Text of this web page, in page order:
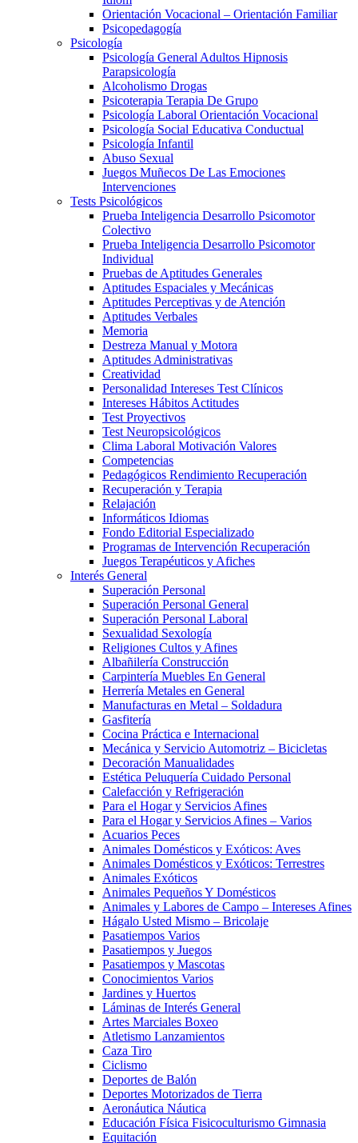
Orientación Vocacional – Orientación Familiar
Psicopedagogía
Psicología
Psicología General Adultos Hipnosis
Parapsicología
Alcoholismo Drogas
Psicoterapia Terapia De Grupo
Psicología Laboral Orientación Vocacional
Psicología Social Educativa Conductual
Psicología Infantil
Abuso Sexual
Juegos Muñecos De Las Emociones
Intervenciones
Tests Psicológicos
Prueba Inteligencia Desarrollo Psicomotor
Colectivo
Prueba Inteligencia Desarrollo Psicomotor
Individual
Pruebas de Aptitudes Generales
Aptitudes Espaciales y Mecánicas
Aptitudes Perceptivas y de Atención
Aptitudes Verbales
Memoria
Destreza Manual y Motora
Aptitudes Administrativas
Creatividad
Personalidad Intereses Test Clínicos
Intereses Hábitos Actitudes
Test Proyectivos
Test Neuropsicológicos
Clima Laboral Motivación Valores
Competencias
Pedagógicos Rendimiento Recuperación
Recuperación y Terapia
Relajación
Informáticos Idiomas
Fondo Editorial Especializado
Programas de Intervención Recuperación
Juegos Terapéuticos y Afiches
Interés General
Superación Personal
Superación Personal General
Superación Personal Laboral
Sexualidad Sexología
Religiones Cultos y Afines
Albañilería Construcción
Carpintería Muebles En General
Herrería Metales en General
Manufacturas en Metal – Soldadura
Gasfitería
Cocina Práctica e Internacional
Mecánica y Servicio Automotriz – Bicicletas
Decoración Manualidades
Estética Peluquería Cuidado Personal
Calefacción y Refrigeración
Para el Hogar y Servicios Afines
Para el Hogar y Servicios Afines – Varios
Acuarios Peces
Animales Domésticos y Exóticos: Aves
Animales Domésticos y Exóticos: Terrestres
Animales Exóticos
Animales Pequeños Y Domésticos
Animales y Labores de Campo – Intereses Afines
Hágalo Usted Mismo – Bricolaje
Pasatiempos Varios
Pasatiempos y Juegos
Pasatiempos y Mascotas
Conocimientos Varios
Jardines y Huertos
Láminas de Interés General
Artes Marciales Boxeo
Atletismo Lanzamientos
Caza Tiro
Ciclismo
Deportes de Balón
Deportes Motorizados de Tierra
Aeronáutica Náutica
Educación Física Fisicoculturismo Gimnasia
Equitación